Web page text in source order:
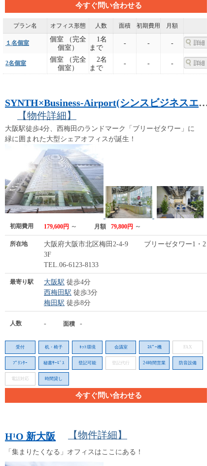
今すぐ問い合わせる
プラン名 オフィス形態 人数 面積 初期費用 月額
１名個室
個室 （完全
個室）
1名
まで
- - -
2名個室
個室 （完全
個室）
2名
まで
- - -
SYNTH×Business-Airport(シンスビジネスエアポート)西梅田ブリーゼタワー
【物件詳細】
大阪駅徒歩4分、西梅田のランドマーク「ブリーゼタワー」に
緑に囲まれた大型シェアオフィスが誕生！
初期費用 179,600円 ～ 月額 79,800円 ～
所在地
大阪府大阪市北区梅田2-4-9 ブリーゼタワー1・2
3F
TEL.06-6123-8133
最寄り駅 大阪駅 徒歩4分
西梅田駅 徒歩3分
梅田駅 徒歩8分
人数 - 面積 -
受付 机・椅子 ﾈｯﾄ環境 会議室 ｺﾋﾟｰ機 FAX
ﾌﾟﾘﾝﾀｰ 秘書ｻｰﾋﾞｽ 登記可能 登記代行 24時間営業 防音設備
電話対応 時間貸し
今すぐ問い合わせる
H¹O 新大阪 【物件詳細】
「集まりたくなる」オフィスはここにある！